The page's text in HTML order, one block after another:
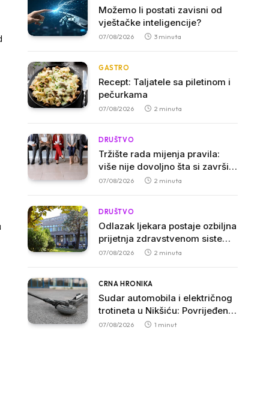
Možemo li postati zavisni od
vještačke inteligencije?
07/08/2026 3 minuta
GASTRO
Recept: Taljatele sa piletinom i
pečurkama
07/08/2026 2 minuta
DRUŠTVO
Tržište rada mijenja pravila:
više nije dovoljno šta si završio,
već šta znaš da uradiš
07/08/2026 2 minuta
DRUŠTVO
Odlazak ljekara postaje ozbiljna
prijetnja zdravstvenom sistemu
Crne Gore
07/08/2026 2 minuta
CRNA HRONIKA
Sudar automobila i električnog
trotineta u Nikšiću: Povrijeđen
vozač trotineta, prebačen u
07/08/2026 1 minut